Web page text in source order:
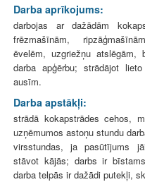
Darba aprīkojums:
darbojas ar dažādām
frēzmašīnām,
ēvelēm, uzgriežņu
darba apģērbu; strādājot
ausīm.
Darba apstākļi:
strādā kokapstrādes cehos,
uzņēmumos astoņu stundu
virsstundas, ja pasūtījums
stāvot kājās; darbs ir
darba telpās ir dažādi putekļi,